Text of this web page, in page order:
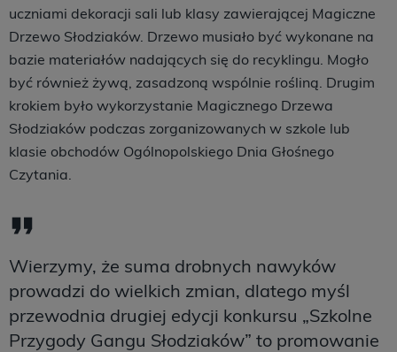
uczniami dekoracji sali lub klasy zawierającej Magiczne
Drzewo Słodziaków. Drzewo musiało być wykonane na
bazie materiałów nadających się do recyklingu. Mogło
być również żywą, zasadzoną wspólnie rośliną. Drugim
krokiem było wykorzystanie Magicznego Drzewa
Słodziaków podczas zorganizowanych w szkole lub
klasie obchodów Ogólnopolskiego Dnia Głośnego
Czytania.
Wierzymy, że suma drobnych nawyków
prowadzi do wielkich zmian, dlatego myśl
przewodnia drugiej edycji konkursu „Szkolne
Przygody Gangu Słodziaków” to promowanie